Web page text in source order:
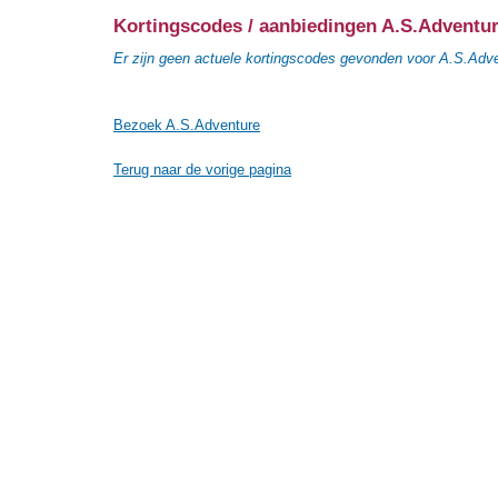
Kortingscodes / aanbiedingen
Er zijn geen actuele kortingscodes gevonden voor
Bezoek A.S.Adventure
Terug naar de vorige pagina